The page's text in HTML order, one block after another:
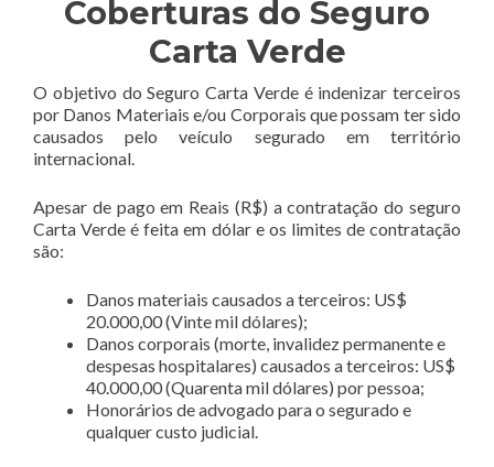
Coberturas do Seguro
Carta Verde
O objetivo do Seguro Carta Verde é indenizar terceiros
por Danos Materiais e/ou Corporais que possam ter sido
causados pelo veículo segurado em território
internacional.
Apesar de pago em Reais (R$) a contratação do seguro
Carta Verde é feita em dólar e os limites de contratação
são:
Danos materiais causados a terceiros: US$
20.000,00 (Vinte mil dólares);
Danos corporais (morte, invalidez permanente e
despesas hospitalares) causados a terceiros: US$
40.000,00 (Quarenta mil dólares) por pessoa;
Honorários de advogado para o segurado e
qualquer custo judicial.